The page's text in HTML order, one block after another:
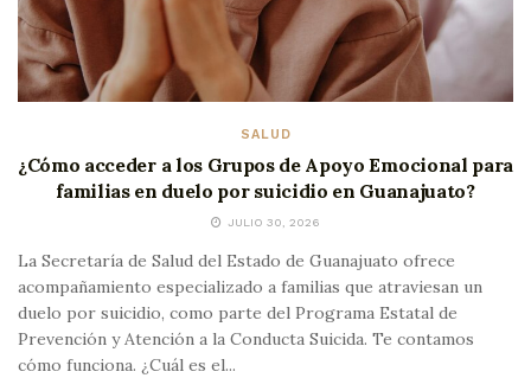
SALUD
¿Cómo acceder a los Grupos de Apoyo Emocional para
familias en duelo por suicidio en Guanajuato?
JULIO 30, 2026
La Secretaría de Salud del Estado de Guanajuato ofrece
acompañamiento especializado a familias que atraviesan un
duelo por suicidio, como parte del Programa Estatal de
Prevención y Atención a la Conducta Suicida. Te contamos
cómo funciona. ¿Cuál es el...